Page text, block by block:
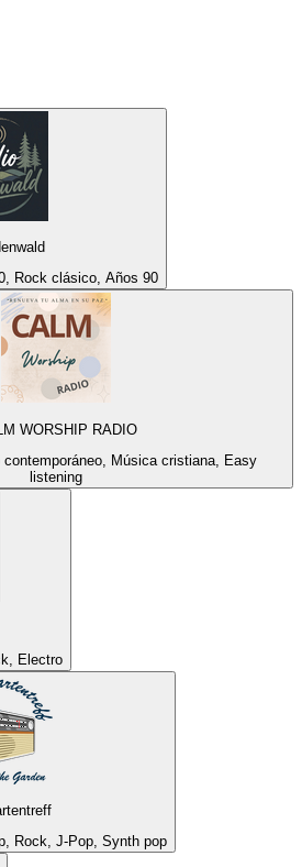
Rock clásico, Años 90
WORSHIP RADIO
contemporáneo, Música cristiana, Easy
listening
Electro
Rock, J-Pop, Synth pop